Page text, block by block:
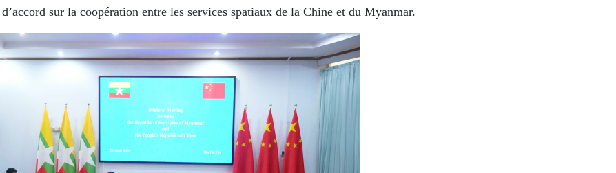
sur la coopération entre les services spatiaux de la Chine et du Myanmar.